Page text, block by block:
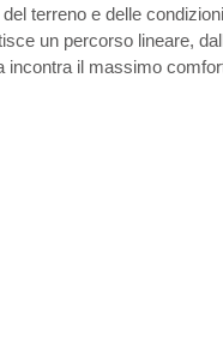
terreno e delle
un percorso lineare,
incontra il massimo